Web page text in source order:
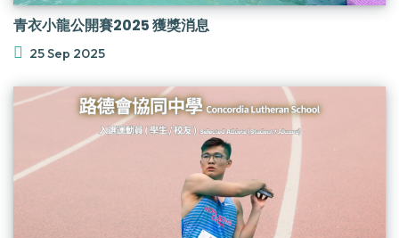
青衣小龍公開賽2025 獲獎消息
25 Sep 2025